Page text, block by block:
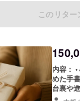
このリタ
内容： • 心からの感謝の気持ちを込
めた手書き
台裏や
デート（手紙